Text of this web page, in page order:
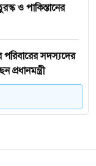
ও পাকিস্তানের
সদস্যদের
চেষ্টা চালিয়ে
ভারতীয়